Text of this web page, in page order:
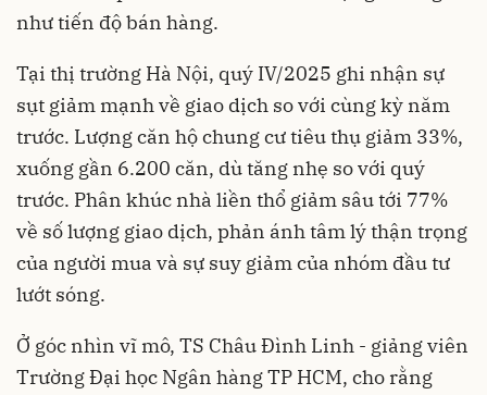
như tiến độ bán hàng.
Tại thị trường Hà Nội, quý IV/2025 ghi nhận sự
sụt giảm mạnh về giao dịch so với cùng kỳ năm
trước. Lượng căn hộ chung cư tiêu thụ giảm 33%,
xuống gần 6.200 căn, dù tăng nhẹ so với quý
trước. Phân khúc nhà liền thổ giảm sâu tới 77%
về số lượng giao dịch, phản ánh tâm lý thận trọng
của người mua và sự suy giảm của nhóm đầu tư
lướt sóng.
Ở góc nhìn vĩ mô, TS Châu Đình Linh - giảng viên
Trường Đại học Ngân hàng TP HCM, cho rằng